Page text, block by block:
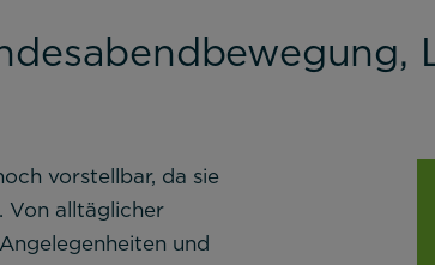
vorstellbar, da sie
Von alltäglicher
und